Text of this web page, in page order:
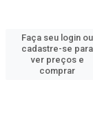
Faça seu login ou
cadastre-se para
ver preços e
comprar